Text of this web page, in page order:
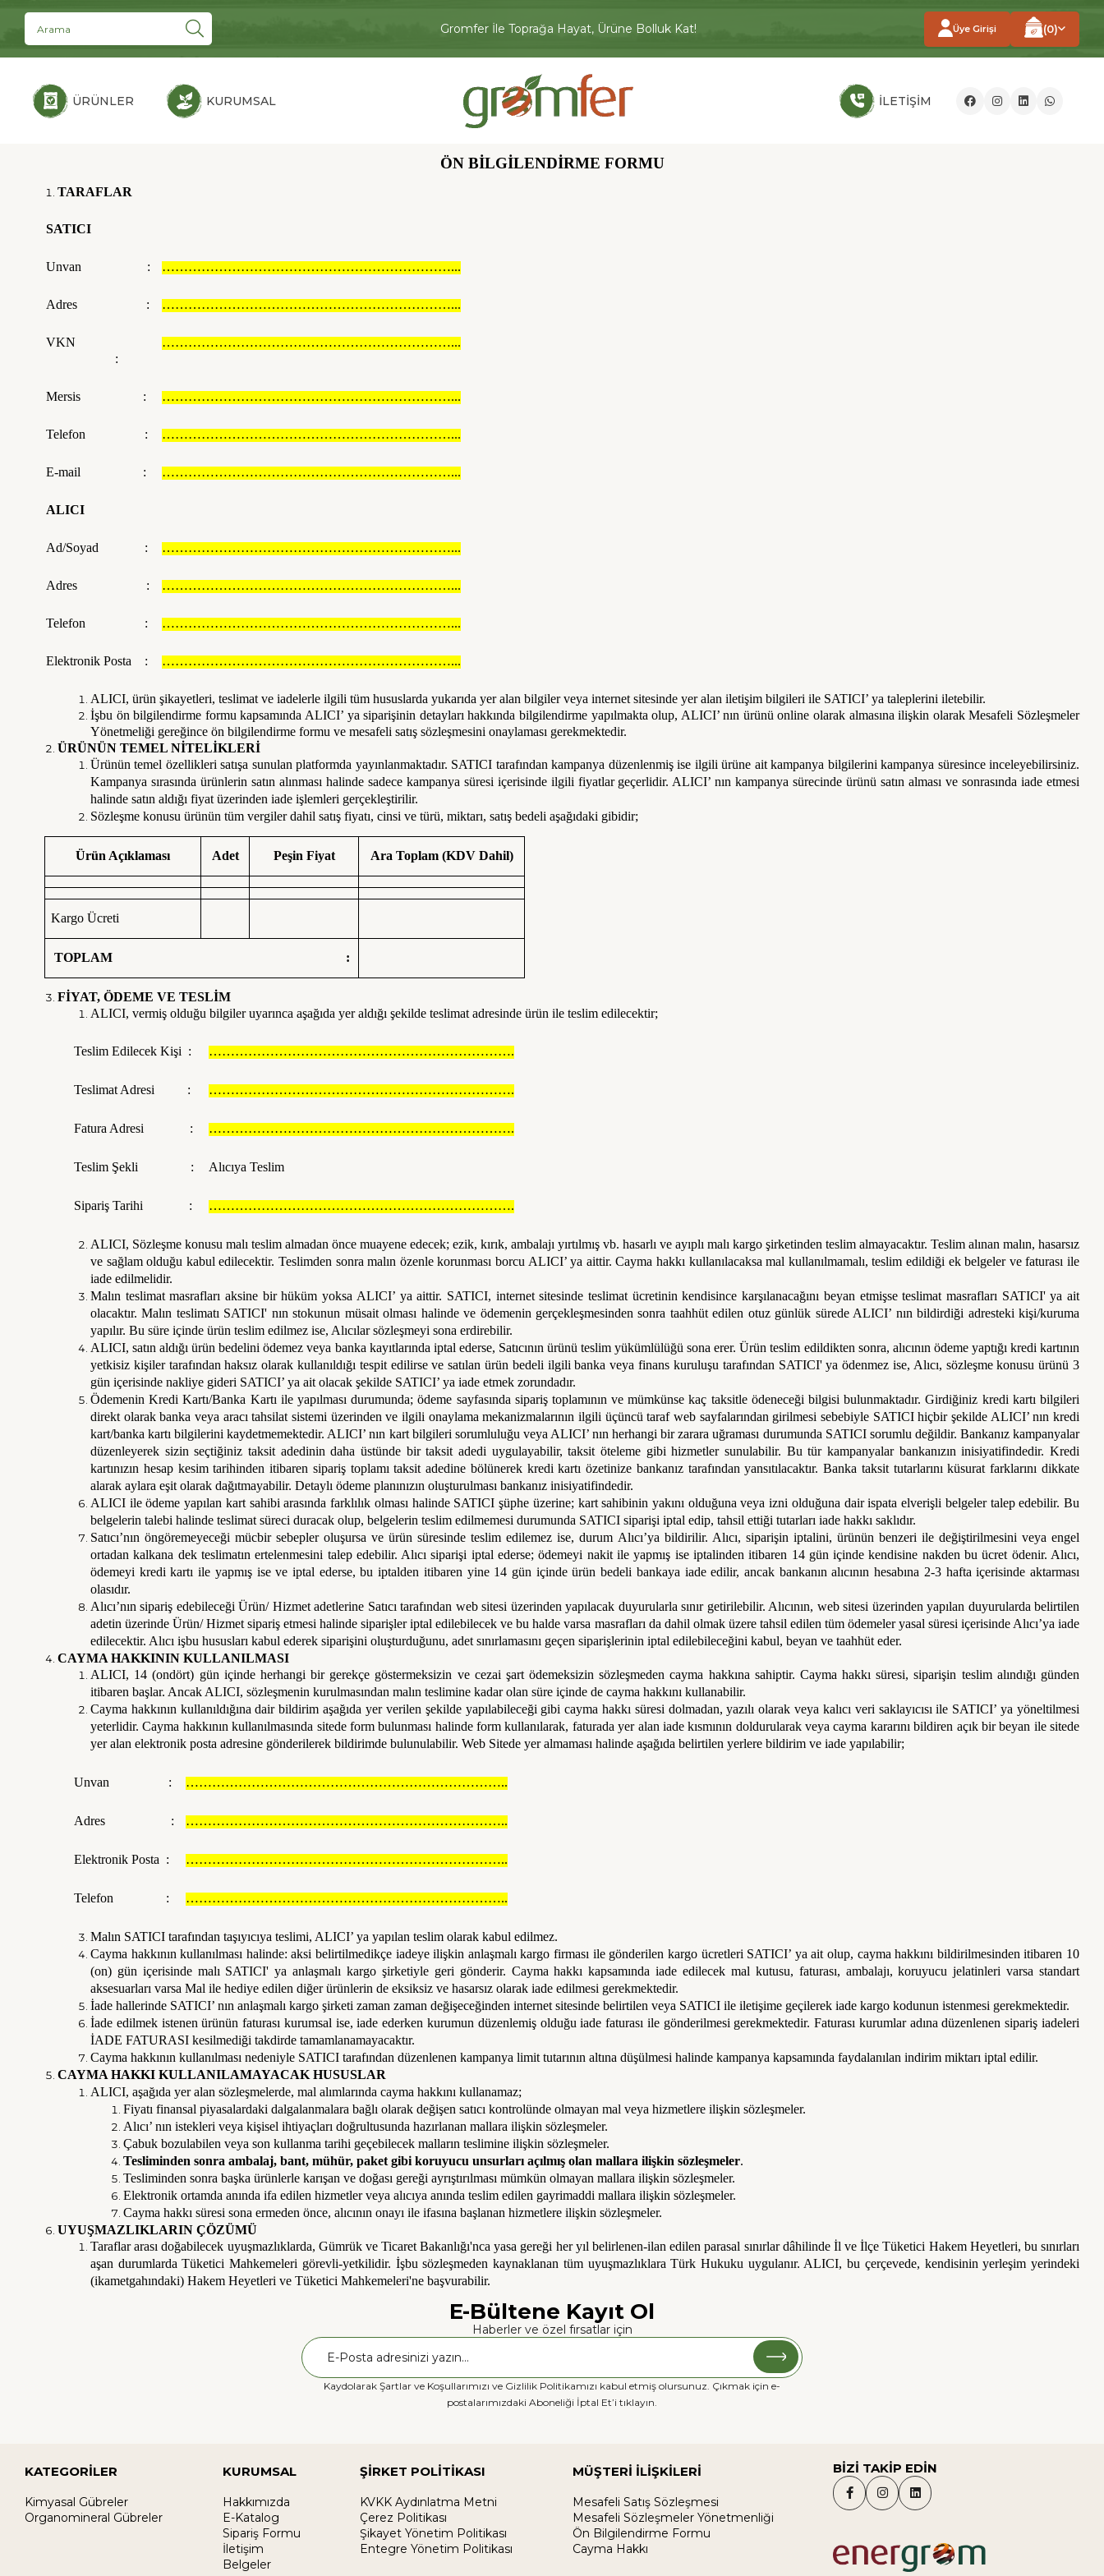
Gromfer İle Toprağa Hayat, Ürüne Bolluk Kat! Üye Girişi 0
ÜRÜNLER KURUMSAL İLETİŞİM
ÖN BİLGİLENDİRME FORMU
TARAFLAR
SATICI
Unvan : …………………………………………………………...
Adres : …………………………………………………………...
VKN
:
…………………………………………………………...
Mersis : …………………………………………………………...
Telefon : …………………………………………………………...
E-mail : …………………………………………………………...
ALICI
Ad/Soyad : …………………………………………………………...
Adres : …………………………………………………………...
Telefon : …………………………………………………………...
Elektronik Posta : …………………………………………………………...
ALICI, ürün şikayetleri, teslimat ve iadelerle ilgili tüm hususlarda yukarıda yer alan bilgiler veya internet sitesinde yer alan iletişim bilgileri ile SATICI’ ya taleplerini iletebilir.
İşbu ön bilgilendirme formu kapsamında ALICI’ ya siparişinin detayları hakkında bilgilendirme yapılmakta olup, ALICI’ nın ürünü online olarak almasına ilişkin olarak Mesafeli Sözleşmeler
Yönetmeliği gereğince ön bilgilendirme formu ve mesafeli satış sözleşmesini onaylaması gerekmektedir.
ÜRÜNÜN TEMEL NİTELİKLERİ
Ürünün temel özellikleri satışa sunulan platformda yayınlanmaktadır. SATICI tarafından kampanya düzenlenmiş ise ilgili ürüne ait kampanya bilgilerini kampanya süresince inceleyebilirsiniz.
Kampanya sırasında ürünlerin satın alınması halinde sadece kampanya süresi içerisinde ilgili fiyatlar geçerlidir. ALICI’ nın kampanya sürecinde ürünü satın alması ve sonrasında iade etmesi
halinde satın aldığı fiyat üzerinden iade işlemleri gerçekleştirilir.
Sözleşme konusu ürünün tüm vergiler dahil satış fiyatı, cinsi ve türü, miktarı, satış bedeli aşağıdaki gibidir;
Ürün Açıklaması Adet Peşin Fiyat Ara Toplam (KDV Dahil)
Kargo Ücreti
TOPLAM :
FİYAT, ÖDEME VE TESLİM
ALICI, vermiş olduğu bilgiler uyarınca aşağıda yer aldığı şekilde teslimat adresinde ürün ile teslim edilecektir;
Teslim Edilecek Kişi : …………………………………………………………….
Teslimat Adresi : …………………………………………………………….
Fatura Adresi : …………………………………………………………….
Teslim Şekli : Alıcıya Teslim
Sipariş Tarihi : …………………………………………………………….
ALICI, Sözleşme konusu malı teslim almadan önce muayene edecek; ezik, kırık, ambalajı yırtılmış vb. hasarlı ve ayıplı malı kargo şirketinden teslim almayacaktır. Teslim alınan malın, hasarsız
ve sağlam olduğu kabul edilecektir. Teslimden sonra malın özenle korunması borcu ALICI’ ya aittir. Cayma hakkı kullanılacaksa mal kullanılmamalı, teslim edildiği ek belgeler ve faturası ile
iade edilmelidir.
Malın teslimat masrafları aksine bir hüküm yoksa ALICI’ ya aittir. SATICI, internet sitesinde teslimat ücretinin kendisince karşılanacağını beyan etmişse teslimat masrafları SATICI' ya ait
olacaktır. Malın teslimatı SATICI' nın stokunun müsait olması halinde ve ödemenin gerçekleşmesinden sonra taahhüt edilen otuz günlük sürede ALICI’ nın bildirdiği adresteki kişi/kuruma
yapılır. Bu süre içinde ürün teslim edilmez ise, Alıcılar sözleşmeyi sona erdirebilir.
ALICI, satın aldığı ürün bedelini ödemez veya banka kayıtlarında iptal ederse, Satıcının ürünü teslim yükümlülüğü sona erer. Ürün teslim edildikten sonra, alıcının ödeme yaptığı kredi kartının
yetkisiz kişiler tarafından haksız olarak kullanıldığı tespit edilirse ve satılan ürün bedeli ilgili banka veya finans kuruluşu tarafından SATICI' ya ödenmez ise, Alıcı, sözleşme konusu ürünü 3
gün içerisinde nakliye gideri SATICI’ ya ait olacak şekilde SATICI’ ya iade etmek zorundadır.
Ödemenin Kredi Kartı/Banka Kartı ile yapılması durumunda; ödeme sayfasında sipariş toplamının ve mümkünse kaç taksitle ödeneceği bilgisi bulunmaktadır. Girdiğiniz kredi kartı bilgileri
direkt olarak banka veya aracı tahsilat sistemi üzerinden ve ilgili onaylama mekanizmalarının ilgili üçüncü taraf web sayfalarından girilmesi sebebiyle SATICI hiçbir şekilde ALICI’ nın kredi
kart/banka kartı bilgilerini kaydetmemektedir. ALICI’ nın kart bilgileri sorumluluğu veya ALICI’ nın herhangi bir zarara uğraması durumunda SATICI sorumlu değildir. Bankanız kampanyalar
düzenleyerek sizin seçtiğiniz taksit adedinin daha üstünde bir taksit adedi uygulayabilir, taksit öteleme gibi hizmetler sunulabilir. Bu tür kampanyalar bankanızın inisiyatifindedir. Kredi
kartınızın hesap kesim tarihinden itibaren sipariş toplamı taksit adedine bölünerek kredi kartı özetinize bankanız tarafından yansıtılacaktır. Banka taksit tutarlarını küsurat farklarını dikkate
alarak aylara eşit olarak dağıtmayabilir. Detaylı ödeme planınızın oluşturulması bankanız inisiyatifindedir.
ALICI ile ödeme yapılan kart sahibi arasında farklılık olması halinde SATICI şüphe üzerine; kart sahibinin yakını olduğuna veya izni olduğuna dair ispata elverişli belgeler talep edebilir. Bu
belgelerin talebi halinde teslimat süreci duracak olup, belgelerin teslim edilmemesi durumunda SATICI siparişi iptal edip, tahsil ettiği tutarları iade hakkı saklıdır.
Satıcı’nın öngöremeyeceği mücbir sebepler oluşursa ve ürün süresinde teslim edilemez ise, durum Alıcı’ya bildirilir. Alıcı, siparişin iptalini, ürünün benzeri ile değiştirilmesini veya engel
ortadan kalkana dek teslimatın ertelenmesini talep edebilir. Alıcı siparişi iptal ederse; ödemeyi nakit ile yapmış ise iptalinden itibaren 14 gün içinde kendisine nakden bu ücret ödenir. Alıcı,
ödemeyi kredi kartı ile yapmış ise ve iptal ederse, bu iptalden itibaren yine 14 gün içinde ürün bedeli bankaya iade edilir, ancak bankanın alıcının hesabına 2-3 hafta içerisinde aktarması
olasıdır.
Alıcı’nın sipariş edebileceği Ürün/ Hizmet adetlerine Satıcı tarafından web sitesi üzerinden yapılacak duyurularla sınır getirilebilir. Alıcının, web sitesi üzerinden yapılan duyurularda belirtilen
adetin üzerinde Ürün/ Hizmet sipariş etmesi halinde siparişler iptal edilebilecek ve bu halde varsa masrafları da dahil olmak üzere tahsil edilen tüm ödemeler yasal süresi içerisinde Alıcı’ya iade
edilecektir. Alıcı işbu hususları kabul ederek siparişini oluşturduğunu, adet sınırlamasını geçen siparişlerinin iptal edilebileceğini kabul, beyan ve taahhüt eder.
CAYMA HAKKININ KULLANILMASI
ALICI, 14 (ondört) gün içinde herhangi bir gerekçe göstermeksizin ve cezai şart ödemeksizin sözleşmeden cayma hakkına sahiptir. Cayma hakkı süresi, siparişin teslim alındığı günden
itibaren başlar. Ancak ALICI, sözleşmenin kurulmasından malın teslimine kadar olan süre içinde de cayma hakkını kullanabilir.
Cayma hakkının kullanıldığına dair bildirim aşağıda yer verilen şekilde yapılabileceği gibi cayma hakkı süresi dolmadan, yazılı olarak veya kalıcı veri saklayıcısı ile SATICI’ ya yöneltilmesi
yeterlidir. Cayma hakkının kullanılmasında sitede form bulunması halinde form kullanılarak, faturada yer alan iade kısmının doldurularak veya cayma kararını bildiren açık bir beyan ile sitede
yer alan elektronik posta adresine gönderilerek bildirimde bulunulabilir. Web Sitede yer almaması halinde aşağıda belirtilen yerlere bildirim ve iade yapılabilir;
Unvan : ………………………………………………………………..
Adres : ………………………………………………………………..
Elektronik Posta : ………………………………………………………………..
Telefon : ………………………………………………………………..
Malın SATICI tarafından taşıyıcıya teslimi, ALICI’ ya yapılan teslim olarak kabul edilmez.
Cayma hakkının kullanılması halinde: aksi belirtilmedikçe iadeye ilişkin anlaşmalı kargo firması ile gönderilen kargo ücretleri SATICI’ ya ait olup, cayma hakkını bildirilmesinden itibaren 10
(on) gün içerisinde malı SATICI' ya anlaşmalı kargo şirketiyle geri gönderir. Cayma hakkı kapsamında iade edilecek mal kutusu, faturası, ambalajı, koruyucu jelatinleri varsa standart
aksesuarları varsa Mal ile hediye edilen diğer ürünlerin de eksiksiz ve hasarsız olarak iade edilmesi gerekmektedir.
İade hallerinde SATICI’ nın anlaşmalı kargo şirketi zaman zaman değişeceğinden internet sitesinde belirtilen veya SATICI ile iletişime geçilerek iade kargo kodunun istenmesi gerekmektedir.
İade edilmek istenen ürünün faturası kurumsal ise, iade ederken kurumun düzenlemiş olduğu iade faturası ile gönderilmesi gerekmektedir. Faturası kurumlar adına düzenlenen sipariş iadeleri
İADE FATURASI kesilmediği takdirde tamamlanamayacaktır.
Cayma hakkının kullanılması nedeniyle SATICI tarafından düzenlenen kampanya limit tutarının altına düşülmesi halinde kampanya kapsamında faydalanılan indirim miktarı iptal edilir.
CAYMA HAKKI KULLANILAMAYACAK HUSUSLAR
ALICI, aşağıda yer alan sözleşmelerde, mal alımlarında cayma hakkını kullanamaz;
Fiyatı finansal piyasalardaki dalgalanmalara bağlı olarak değişen satıcı kontrolünde olmayan mal veya hizmetlere ilişkin sözleşmeler.
Alıcı’ nın istekleri veya kişisel ihtiyaçları doğrultusunda hazırlanan mallara ilişkin sözleşmeler.
Çabuk bozulabilen veya son kullanma tarihi geçebilecek malların teslimine ilişkin sözleşmeler.
Tesliminden sonra ambalaj, bant, mühür, paket gibi koruyucu unsurları açılmış olan mallara ilişkin sözleşmeler.
Tesliminden sonra başka ürünlerle karışan ve doğası gereği ayrıştırılması mümkün olmayan mallara ilişkin sözleşmeler.
Elektronik ortamda anında ifa edilen hizmetler veya alıcıya anında teslim edilen gayrimaddi mallara ilişkin sözleşmeler.
Cayma hakkı süresi sona ermeden önce, alıcının onayı ile ifasına başlanan hizmetlere ilişkin sözleşmeler.
UYUŞMAZLIKLARIN ÇÖZÜMÜ
Taraflar arası doğabilecek uyuşmazlıklarda, Gümrük ve Ticaret Bakanlığı'nca yasa gereği her yıl belirlenen-ilan edilen parasal sınırlar dâhilinde İl ve İlçe Tüketici Hakem Heyetleri, bu sınırları
aşan durumlarda Tüketici Mahkemeleri görevli-yetkilidir. İşbu sözleşmeden kaynaklanan tüm uyuşmazlıklara Türk Hukuku uygulanır. ALICI, bu çerçevede, kendisinin yerleşim yerindeki
(ikametgahındaki) Hakem Heyetleri ve Tüketici Mahkemeleri'ne başvurabilir.
E-Bültene Kayıt Ol
Haberler ve özel fırsatlar için
Kaydolarak Şartlar ve Koşullarımızı ve Gizlilik Politikamızı kabul etmiş olursunuz. Çıkmak için e-
postalarımızdaki Aboneliği İptal Et’i tıklayın.
KATEGORİLER
Kimyasal Gübreler
Organomineral Gübreler
KURUMSAL
Hakkımızda
E-Katalog
Sipariş Formu
İletişim
Belgeler
ŞİRKET POLİTİKASI
KVKK Aydınlatma Metni
Çerez Politikası
Şikayet Yönetim Politikası
Entegre Yönetim Politikası
MÜŞTERİ İLİŞKİLERİ
Mesafeli Satış Sözleşmesi
Mesafeli Sözleşmeler Yönetmenliği
Ön Bilgilendirme Formu
Cayma Hakkı
BİZİ TAKİP EDİN